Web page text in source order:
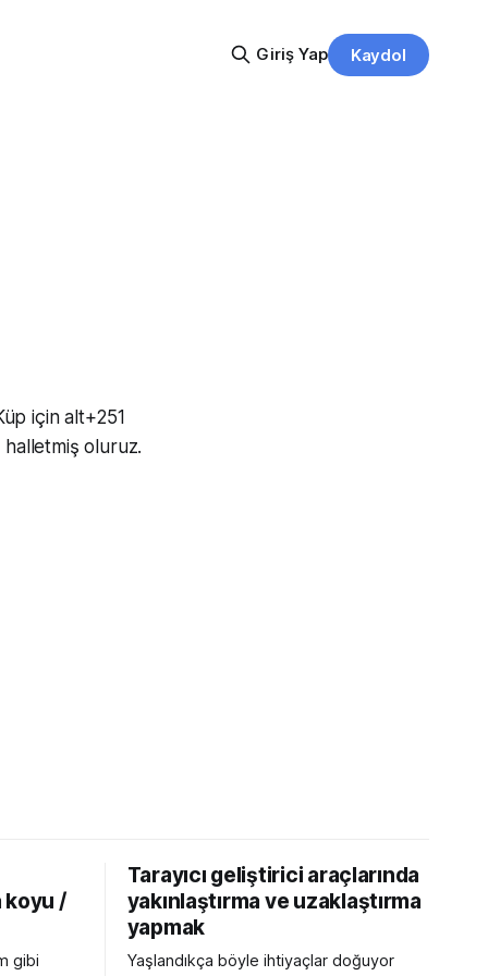
Giriş Yap Kaydol
için alt+251
oluruz.
koyu /
gibi
Tarayıcı geliştirici araçlarında
yakınlaştırma ve uzaklaştırma
yapmak
Yaşlandıkça böyle ihtiyaçlar doğuyor